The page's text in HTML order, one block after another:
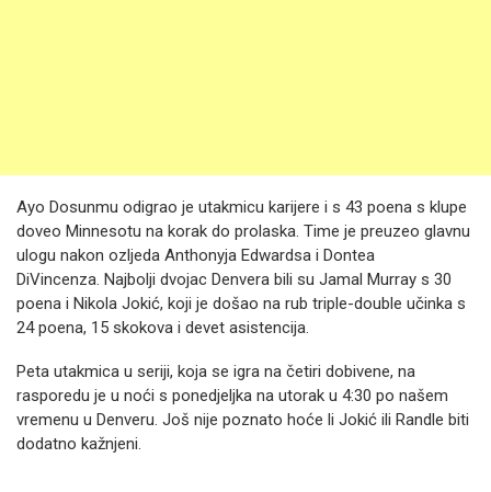
Ayo Dosunmu odigrao je utakmicu karijere i s 43 poena s klupe
doveo Minnesotu na korak do prolaska. Time je preuzeo glavnu
ulogu nakon ozljeda Anthonyja Edwardsa i Dontea
DiVincenza. Najbolji dvojac Denvera bili su Jamal Murray s 30
poena i Nikola Jokić, koji je došao na rub triple-double učinka s
24 poena, 15 skokova i devet asistencija.
Peta utakmica u seriji, koja se igra na četiri dobivene, na
rasporedu je u noći s ponedjeljka na utorak u 4:30 po našem
vremenu u Denveru. Još nije poznato hoće li Jokić ili Randle biti
dodatno kažnjeni.